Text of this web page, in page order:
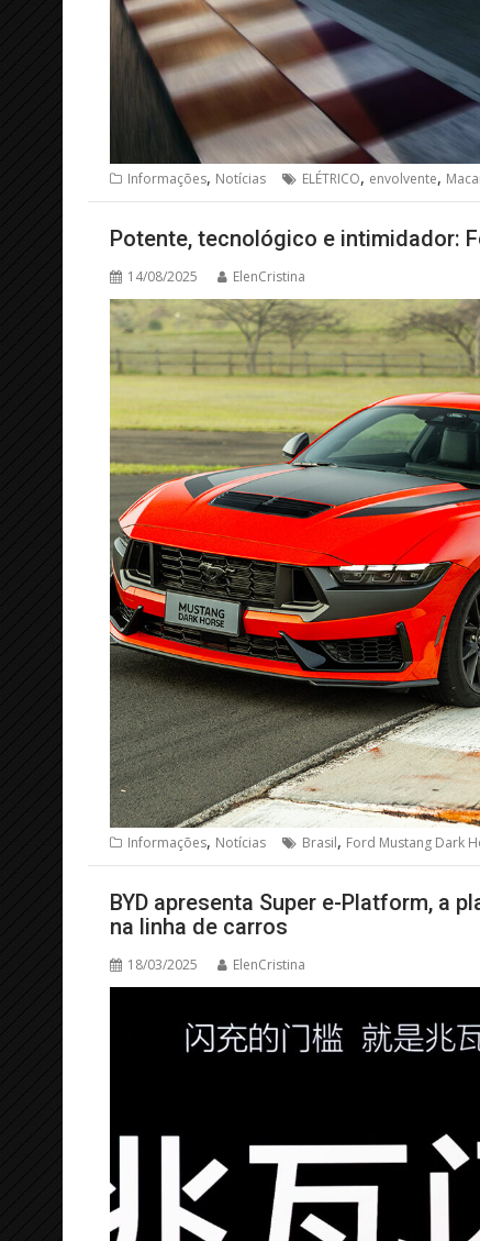
Informações, Notícias ELÉTRICO, envolvente,
Potente, tecnológico e intimidador:
14/08/2025 ElenCristina
Informações, Notícias Brasil, Ford Mustang Dark
BYD apresenta Super e-Platform, a
na linha de carros
18/03/2025 ElenCristina